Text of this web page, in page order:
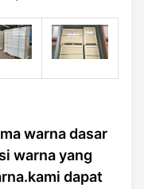
warna dasar
warna yang
dapat